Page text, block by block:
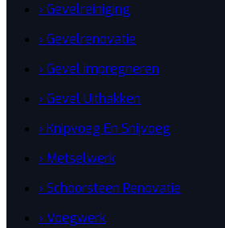
› Gevelreiniging
› Gevelrenovatie
› Gevel impregneren
› Gevel Uithakken
› Knipvoeg En Snijvoeg
› Metselwerk
› Schoorsteen Renovatie
› Voegwerk